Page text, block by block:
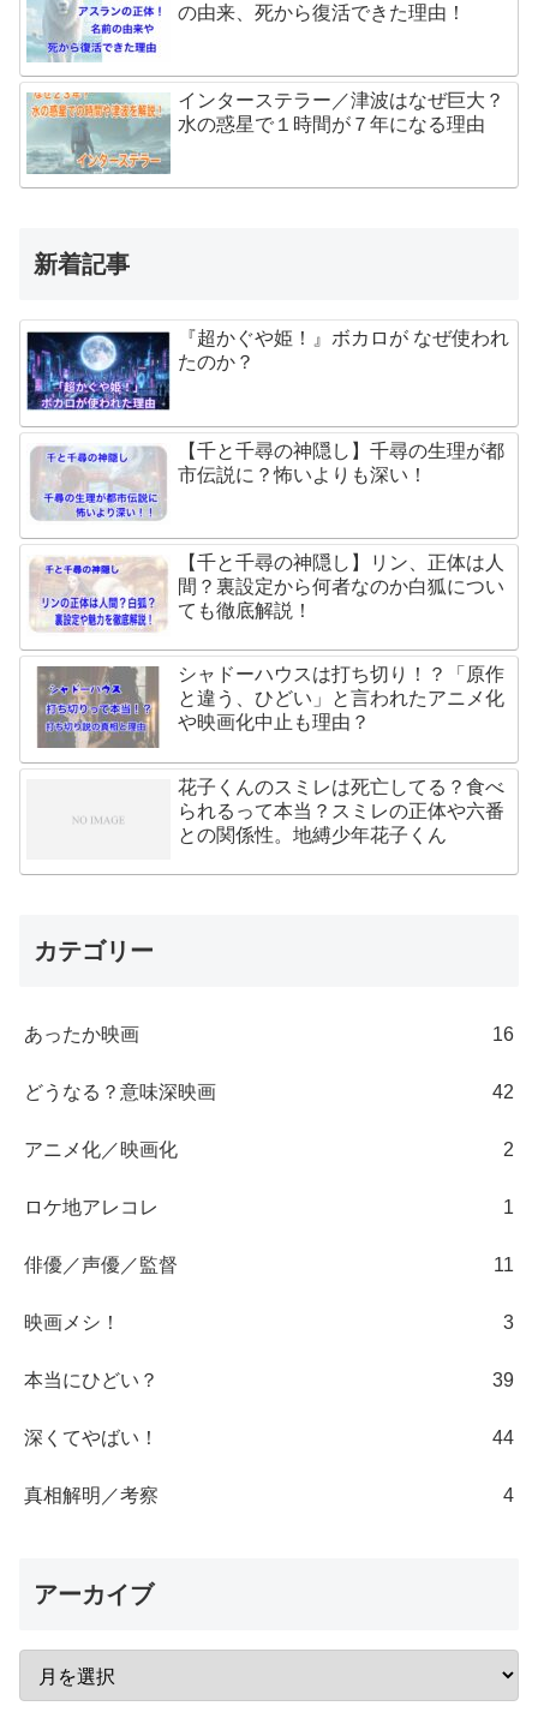
の由来、死から復活できた理由！
インターステラー／津波はなぜ巨大？
水の惑星で１時間が７年になる理由
新着記事
『超かぐや姫！』ボカロが なぜ使われ
たのか？
【千と千尋の神隠し】千尋の生理が都
市伝説に？怖いよりも深い！
【千と千尋の神隠し】リン、正体は人
間？裏設定から何者なのか白狐につい
ても徹底解説！
シャドーハウスは打ち切り！？「原作
と違う、ひどい」と言われたアニメ化
や映画化中止も理由？
花子くんのスミレは死亡してる？食べ
られるって本当？スミレの正体や六番
との関係性。地縛少年花子くん
カテゴリー
あったか映画 16
どうなる？意味深映画 42
アニメ化／映画化 2
ロケ地アレコレ 1
俳優／声優／監督 11
映画メシ！ 3
本当にひどい？ 39
深くてやばい！ 44
真相解明／考察 4
アーカイブ